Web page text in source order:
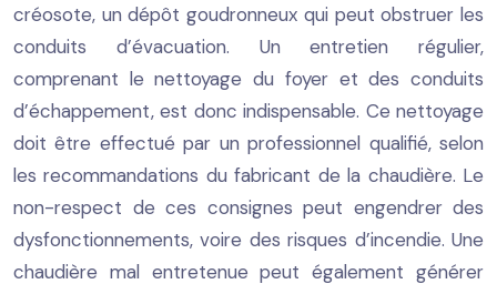
créosote, un dépôt goudronneux qui peut obstruer les
conduits d’évacuation. Un entretien régulier,
comprenant le nettoyage du foyer et des conduits
d’échappement, est donc indispensable. Ce nettoyage
doit être effectué par un professionnel qualifié, selon
les recommandations du fabricant de la chaudière. Le
non-respect de ces consignes peut engendrer des
dysfonctionnements, voire des risques d’incendie. Une
chaudière mal entretenue peut également générer